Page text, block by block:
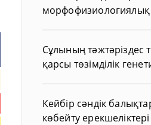
морфофизиологиялық
Сұлының тәжтәріздес
қарсы төзімділік
Кейбір сәндік
көбейту ерекшеліктері